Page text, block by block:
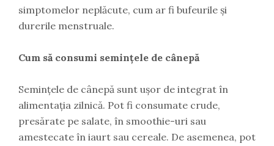
simptomelor neplăcute, cum ar fi bufeurile și
durerile menstruale.
Cum să consumi semințele de cânepă
Semințele de cânepă sunt ușor de integrat în
alimentația zilnică. Pot fi consumate crude,
presărate pe salate, în smoothie-uri sau
amestecate în iaurt sau cereale. De asemenea, pot